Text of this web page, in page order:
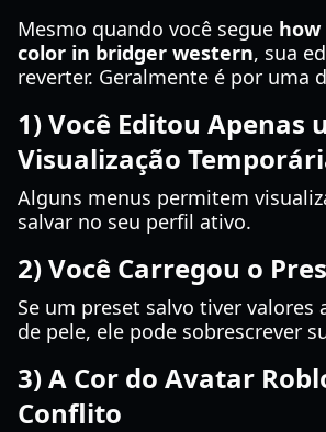
Mesmo quando você segue how
color in bridger western, sua
reverter. Geralmente é por uma
1) Você Editou Apenas
Visualização
Alguns menus permitem
salvar no seu perfil ativo.
2) Você Carregou o
Se um preset salvo tiver valores
de pele, ele pode sobrescrever
3) A Cor do Avatar
Conflito